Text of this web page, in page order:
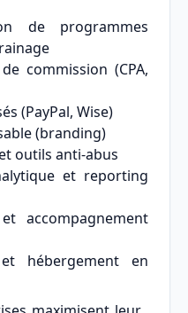
de programmes
commission (CPA,
(PayPal, Wise)
(branding)
outils anti-abus
et reporting
accompagnement
hébergement en